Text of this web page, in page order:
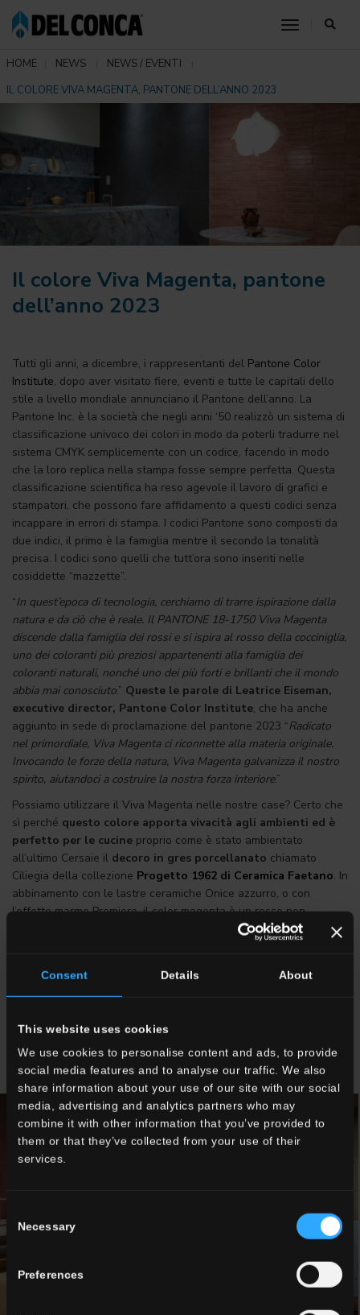
Consent Details About
This website uses cookies
We use cookies to personalise content and ads, to provide
social media features and to analyse our traffic. We also
share information about your use of our site with our social
media, advertising and analytics partners who may
combine it with other information that you’ve provided to
them or that they’ve collected from your use of their
services.
Selection
Necessary
Preferences
toggle
HOME NEWS
NEWS / EVENTI
IL COLORE VIVA MAGENTA, PANTONE DELL’ANNO 2023
Il colore Viva Magenta, pantone
dell’anno 2023
Tutti gli anni, a dicembre, i rappresentanti del Pantone Color
Institute, dopo aver visitato fiere, eventi e tutte le capitali dello
stile a livello mondiale annunciano il Pantone dell’anno. La
Pantone Inc. è la società che negli anni ‘50 realizzò un sistema di
classificazione univoco dei colori in modo da poterli tradurre nel
sistema CMYK semplicemente con un codice, facendo in modo
che la loro replica nella stampa fosse sempre perfetta. Questa
classificazione scientifica ha reso agevole il lavoro di grafici e
stampatori, che possono fare affidamento a questi codici senza
incappare in errori di stampa. I codici Pantone sono composti da
due indici, il primo è la famiglia mentre il secondo la tonalità
precisa. I codici sono quelli che tutt’ora sono inseriti nelle
cosiddette “mazzette”.
“In quest’epoca di tecnologia, cerchiamo di trarre ispirazione dalla
natura e da ciò che è reale. Il PANTONE 18-1750 Viva Magenta
discende dalla famiglia dei rossi e si ispira al rosso della cocciniglia,
uno dei coloranti più preziosi appartenenti alla famiglia dei
coloranti naturali, nonché uno dei più forti e brillanti che il mondo
abbia mai conosciuto.” Queste le parole di Leatrice Eiseman,
executive director, Pantone Color Institute, che ha anche
aggiunto in sede di proclamazione del pantone 2023 “Radicato
nel primordiale, Viva Magenta ci riconnette alla materia originale.
Invocando le forze della natura, Viva Magenta galvanizza il nostro
spirito, aiutandoci a costruire la nostra forza interiore.”
Possiamo utilizzare il Viva Magenta nelle nostre case? Certo che
sì perché questo colore apporta vivacità agli ambienti ed è
perfetto per le cucine proprio come è stato ambientato
all’ultimo Cersaie il decoro in gres porcellanato chiamato
Ciliegia della collezione Progetto 1962 di Ceramica Faetano. In
abbinamento con le lastre ceramiche Onice azzurro, o con
l’effetto marmo Premiere, il color magenta è un rosso non
aggressivo abbinabile a molti colori ed effetti.
perché l’intensità del colore è differente a seconda della luce